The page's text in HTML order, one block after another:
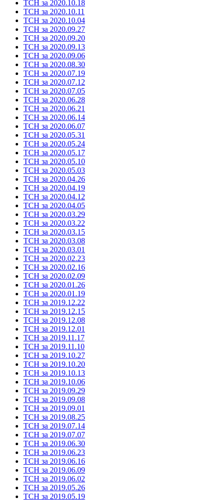
ТСН за 2020.10.18
ТСН за 2020.10.11
ТСН за 2020.10.04
ТСН за 2020.09.27
ТСН за 2020.09.20
ТСН за 2020.09.13
ТСН за 2020.09.06
ТСН за 2020.08.30
ТСН за 2020.07.19
ТСН за 2020.07.12
ТСН за 2020.07.05
ТСН за 2020.06.28
ТСН за 2020.06.21
ТСН за 2020.06.14
ТСН за 2020.06.07
ТСН за 2020.05.31
ТСН за 2020.05.24
ТСН за 2020.05.17
ТСН за 2020.05.10
ТСН за 2020.05.03
ТСН за 2020.04.26
ТСН за 2020.04.19
ТСН за 2020.04.12
ТСН за 2020.04.05
ТСН за 2020.03.29
ТСН за 2020.03.22
ТСН за 2020.03.15
ТСН за 2020.03.08
ТСН за 2020.03.01
ТСН за 2020.02.23
ТСН за 2020.02.16
ТСН за 2020.02.09
ТСН за 2020.01.26
ТСН за 2020.01.19
ТСН за 2019.12.22
ТСН за 2019.12.15
ТСН за 2019.12.08
ТСН за 2019.12.01
ТСН за 2019.11.17
ТСН за 2019.11.10
ТСН за 2019.10.27
ТСН за 2019.10.20
ТСН за 2019.10.13
ТСН за 2019.10.06
ТСН за 2019.09.29
ТСН за 2019.09.08
ТСН за 2019.09.01
ТСН за 2019.08.25
ТСН за 2019.07.14
ТСН за 2019.07.07
ТСН за 2019.06.30
ТСН за 2019.06.23
ТСН за 2019.06.16
ТСН за 2019.06.09
ТСН за 2019.06.02
ТСН за 2019.05.26
ТСН за 2019.05.19